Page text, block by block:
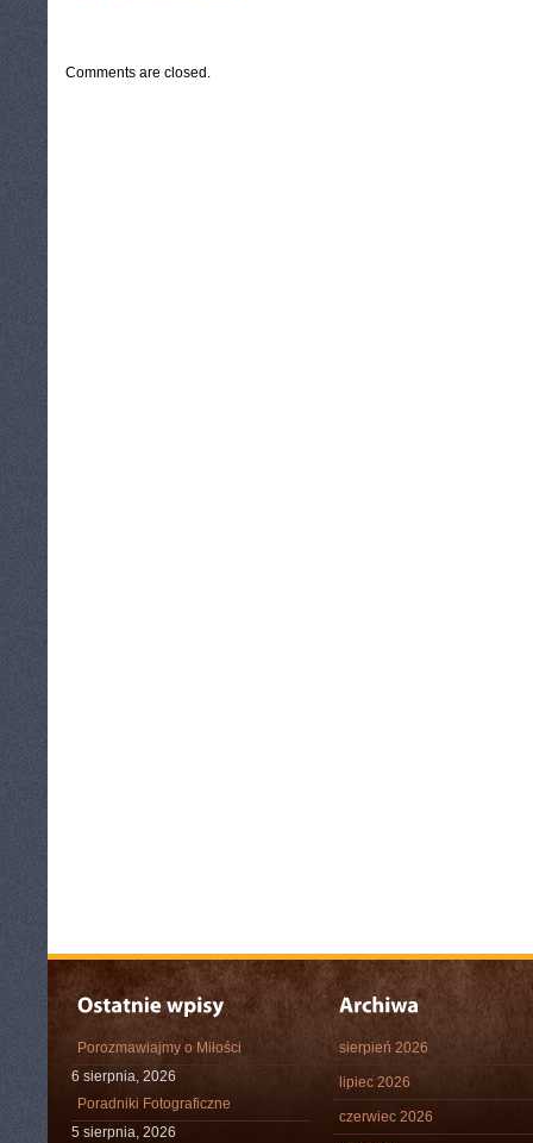
Comments are closed.
Porozmawiajmy o Miłości
6 sierpnia, 2026
Poradniki Fotograficzne
5 sierpnia, 2026
sierpień 2026
lipiec 2026
czerwiec 2026